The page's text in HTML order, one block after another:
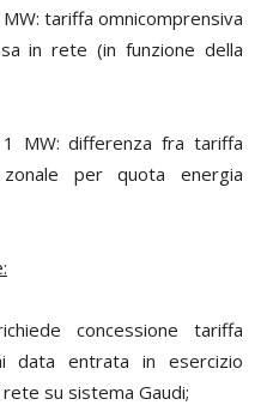
tariffa omnicomprensiva
in rete (in funzione della
MW: differenza fra tariffa
per quota energia
concessione tariffa
data entrata in esercizio
su sistema Gaudi;